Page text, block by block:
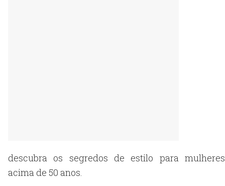
descubra os segredos de estilo para mulheres
acima de 50 anos.